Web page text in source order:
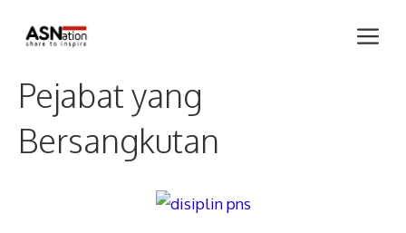
Pejabat yang
Bersangkutan